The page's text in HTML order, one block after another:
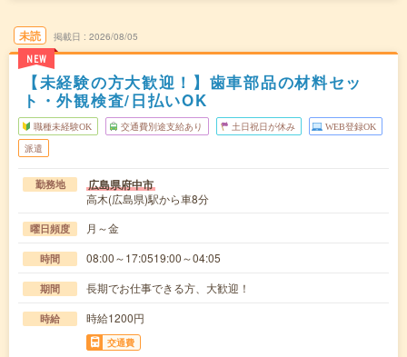
未読
NEW
掲載日 2026/08/05
【未経験の方大歓迎！】歯車部品の材料セッ
ト・外観検査/日払いOK
職種未経験OK 交通費別途支給あり 土日祝日が休み WEB登録OK
派遣
勤務地 広島県府中市
高木(広島県)駅から車8分
曜日頻度 月～金
時間 08:00～17:0519:00～04:05
期間 長期でお仕事できる方、大歓迎！
時給 時給1200円
交通費